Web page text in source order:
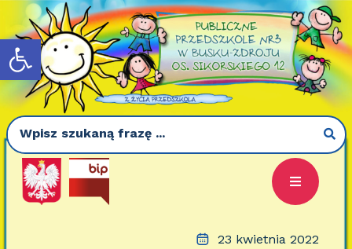
Otwórz pasek narzędzi
23 kwietnia 2022